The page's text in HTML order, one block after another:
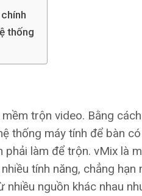
thống
trộn video. Bằng
thống máy tính để bàn
phải làm để trộn. vMix là
tính năng, chẳng
nhiều nguồn khác nhau